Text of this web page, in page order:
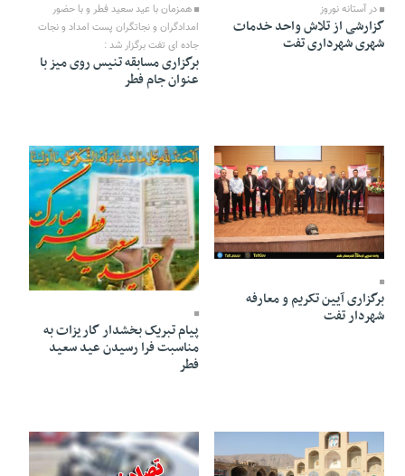
در آستانه نوروز
گزارشی از تلاش واحد خدمات
شهری شهرداری تفت
همزمان با عید سعید فطر و با حضور
امدادگران و نجاتگران پست امداد و نجات
جاده ای تفت برگزار شد :
برگزاری مسابقه تنیس روی میز با
عنوان جام فطر
19 Tir 1403 - 10:31
برگزاری آیین تکریم و معارفه
شهردار تفت
19 Tir 1403 - 10:30
پیام تبریک بخشدار گاریزات به
مناسبت فرا رسیدن عید سعید
فطر